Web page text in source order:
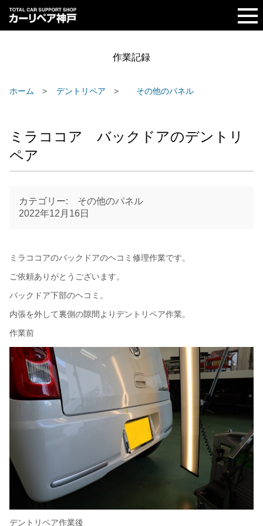
作業記録
ホーム デントリペア その他のパネル
ミラココア バックドアのデントリ
ペア
カテゴリー: その他のパネル
2022年12月16日
ミラココアのバックドアのヘコミ修理作業です。
ご依頼ありがとうございます。
バックドア下部のヘコミ。
内張を外して裏側の隙間よりデントリペア作業。
作業前
デントリペア作業後